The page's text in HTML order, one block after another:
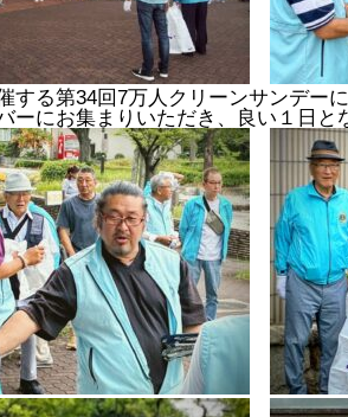
する第34回7万人クリーンサンデー
ーにお集まりいただき、良い１日と